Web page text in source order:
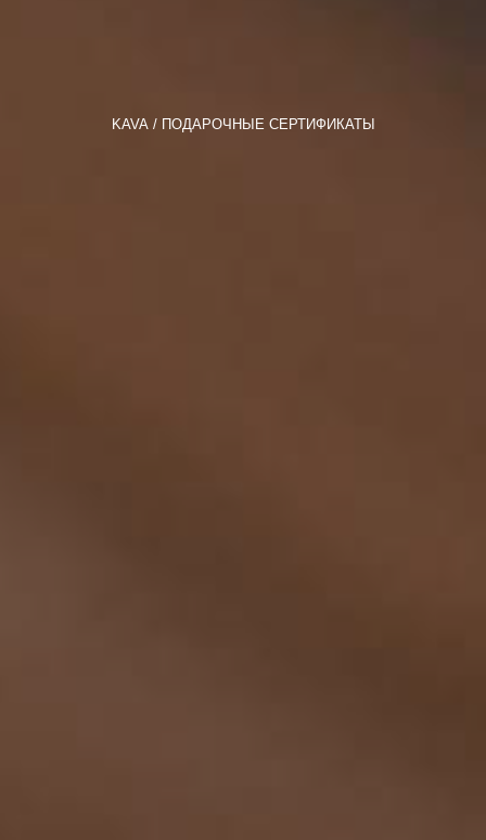
KAVA ПОДАРОЧНЫЕ СЕРТИФИКАТЫ